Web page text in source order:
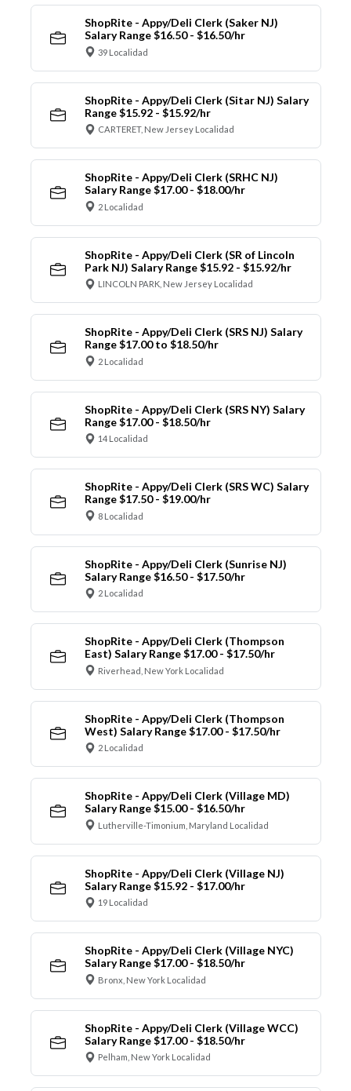
ShopRite - Appy/Deli Clerk (Saker NJ)
Salary Range $16.50 - $16.50/hr
39 Localidad
ShopRite - Appy/Deli Clerk (Sitar NJ) Salary
Range $15.92 - $15.92/hr
CARTERET, New Jersey Localidad
ShopRite - Appy/Deli Clerk (SRHC NJ)
Salary Range $17.00 - $18.00/hr
2 Localidad
ShopRite - Appy/Deli Clerk (SR of Lincoln
Park NJ) Salary Range $15.92 - $15.92/hr
LINCOLN PARK, New Jersey Localidad
ShopRite - Appy/Deli Clerk (SRS NJ) Salary
Range $17.00 to $18.50/hr
2 Localidad
ShopRite - Appy/Deli Clerk (SRS NY) Salary
Range $17.00 - $18.50/hr
14 Localidad
ShopRite - Appy/Deli Clerk (SRS WC) Salary
Range $17.50 - $19.00/hr
8 Localidad
ShopRite - Appy/Deli Clerk (Sunrise NJ)
Salary Range $16.50 - $17.50/hr
2 Localidad
ShopRite - Appy/Deli Clerk (Thompson
East) Salary Range $17.00 - $17.50/hr
Riverhead, New York Localidad
ShopRite - Appy/Deli Clerk (Thompson
West) Salary Range $17.00 - $17.50/hr
2 Localidad
ShopRite - Appy/Deli Clerk (Village MD)
Salary Range $15.00 - $16.50/hr
Lutherville-Timonium, Maryland Localidad
ShopRite - Appy/Deli Clerk (Village NJ)
Salary Range $15.92 - $17.00/hr
19 Localidad
ShopRite - Appy/Deli Clerk (Village NYC)
Salary Range $17.00 - $18.50/hr
Bronx, New York Localidad
ShopRite - Appy/Deli Clerk (Village WCC)
Salary Range $17.00 - $18.50/hr
Pelham, New York Localidad